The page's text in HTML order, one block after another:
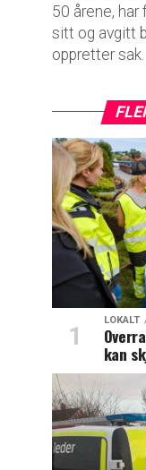
50 årene,
sitt og avgitt
oppretter sak.
LOKALT
kan